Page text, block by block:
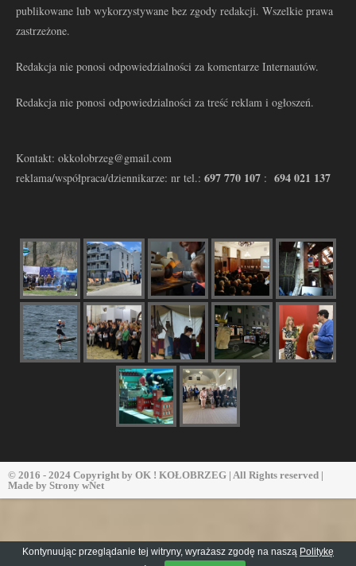
publikowane lub wykorzystywane bez zgody redakcji. Wszelkie prawa
zastrzeżone.
Redakcja nie ponosi odpowiedzialności za komentarze Internautów.
Redakcja nie ponosi odpowiedzialności za treść reklam i ogłoszeń.
Kontakt: okkolobrzeg@gmail.com
reklama/współpraca/dziennikarze: nr tel.: 697 770 107 : 694 021 137
© 2016 - 2024 Copyright by OK ! KOŁOBRZEG | All Rights reserved |
Made by Strony wNet
Kontynuując przeglądanie tej witryny, wyrażasz zgodę na naszą Politykę